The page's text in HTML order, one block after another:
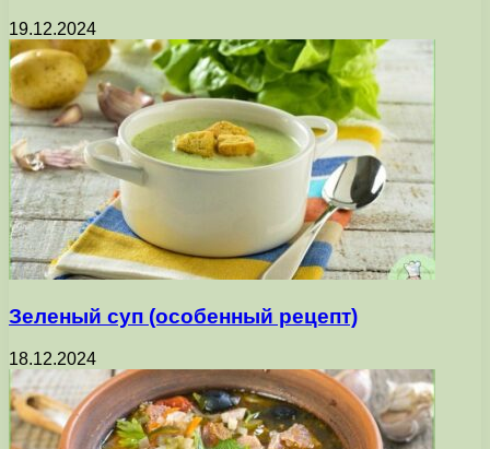
19.12.2024
Зеленый суп (особенный рецепт)
18.12.2024